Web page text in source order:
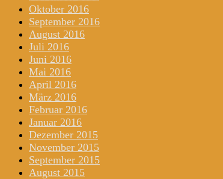
Oktober 2016
September 2016
August 2016
Juli 2016
Juni 2016
Mai 2016
April 2016
März 2016
Februar 2016
Januar 2016
Dezember 2015
November 2015
September 2015
August 2015